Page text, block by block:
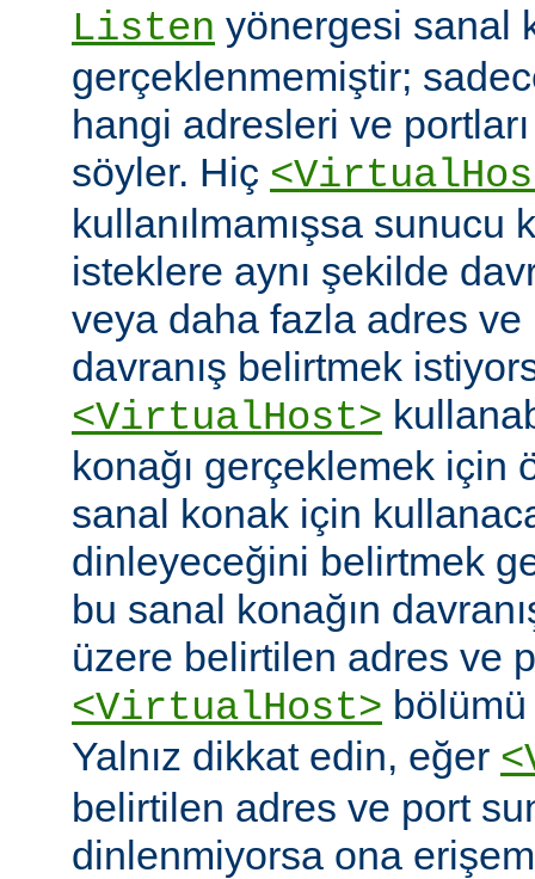
Listen yönergesi sanal
gerçeklenmemiştir;
hangi adresleri ve
söyler. Hiç
kullanılmamışsa sunucu
isteklere aynı şekilde
veya daha fazla adres ve
davranış belirtmek
<VirtualHost>
konağı gerçeklemek için
sanal konak için
dinleyeceğini belirtmek
bu sanal konağın
üzere belirtilen adres ve
<VirtualHost> bölümü
Yalnız dikkat edin, eğer
belirtilen adres ve port
dinlenmiyorsa ona